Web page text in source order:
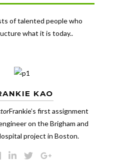
of talented people who
what it is today..
KAO
Frankie’s first assignment
on the Brigham and
project in Boston.